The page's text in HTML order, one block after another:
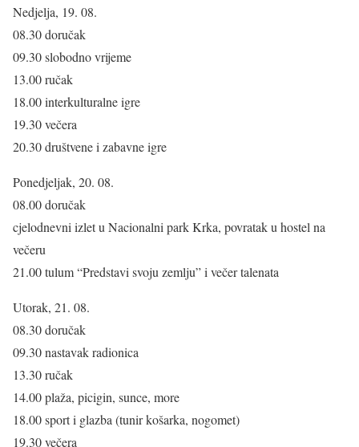
Nedjelja, 19. 08.
08.30 doručak
09.30 slobodno vrijeme
13.00 ručak
18.00 interkulturalne igre
19.30 večera
20.30 društvene i zabavne igre
Ponedjeljak, 20. 08.
08.00 doručak
cjelodnevni izlet u Nacionalni park Krka, povratak u hostel na
večeru
21.00 tulum “Predstavi svoju zemlju” i večer talenata
Utorak, 21. 08.
08.30 doručak
09.30 nastavak radionica
13.30 ručak
14.00 plaža, picigin, sunce, more
18.00 sport i glazba (tunir košarka, nogomet)
19.30 večera